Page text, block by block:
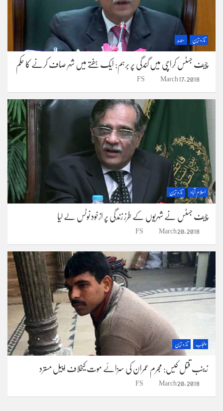
تازہ ترین سندھ
چیف جسٹس کراچی میں گندگی پر برہم: ایک ہفتے میں شہر صاف کرنے کا حکم
March 17, 2018
FS
اسلام آباد تازہ ترین
چیف جسٹس نے شہریوں کے طرز زندگی پر ازخود نوٹس لے لیا
March 20, 2018
FS
پنجاب تازہ ترین
زینب قتل کیس: مجرم عمران کی سزائے موت کیخلاف اپیل مسترد
March 20, 2018
FS